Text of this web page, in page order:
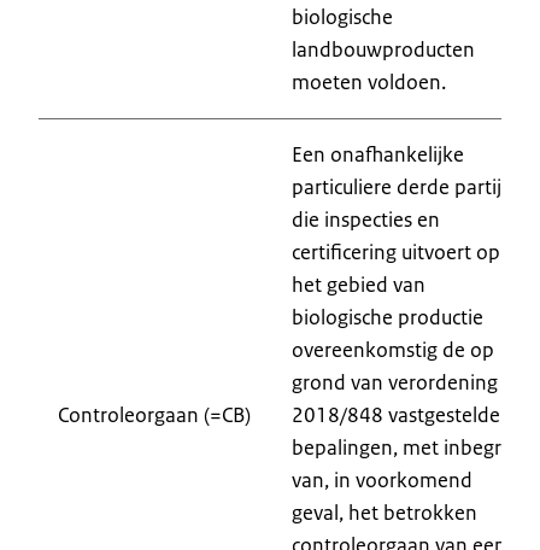
biologische
landbouwproducten
moeten voldoen.
Controleorgaan (=CB)
Een onafhankelijke
particuliere derde partij
die inspecties en
certificering uitvoert op
het gebied van
biologische productie
overeenkomstig de op
grond van verordening
2018/848 vastgestelde
bepalingen, met inbegrip
van, in voorkomend
geval, het betrokken